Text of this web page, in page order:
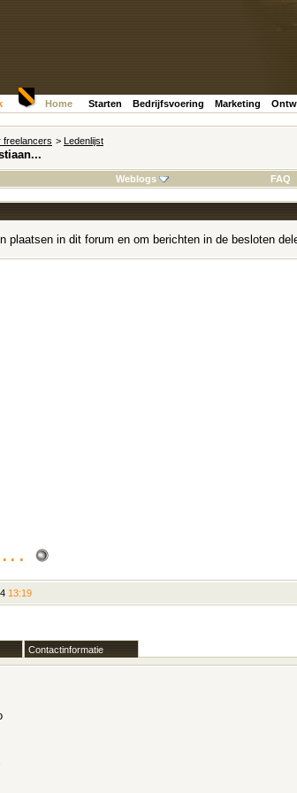
Home Starten Bedrijfsvoering Marketing
freelancers > Ledenlijst
Weblogs FAQ
plaatsen in dit forum en om berichten in de besloten
13:19
Contactinformatie